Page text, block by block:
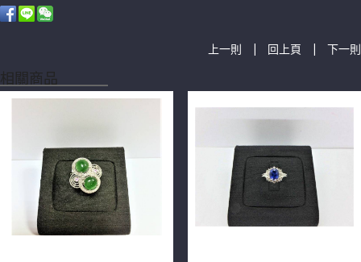
上一則 | 回上頁 | 下一則
相關商品